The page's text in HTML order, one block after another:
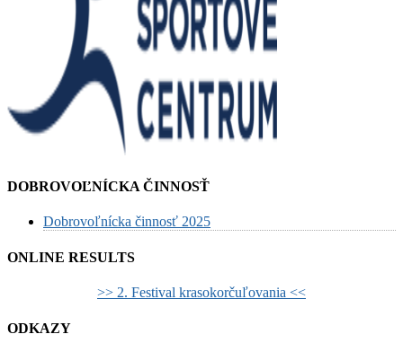
DOBROVOĽNÍCKA ČINNOSŤ
Dobrovoľnícka činnosť 2025
ONLINE RESULTS
>> 2. Festival krasokorčuľovania <<
ODKAZY